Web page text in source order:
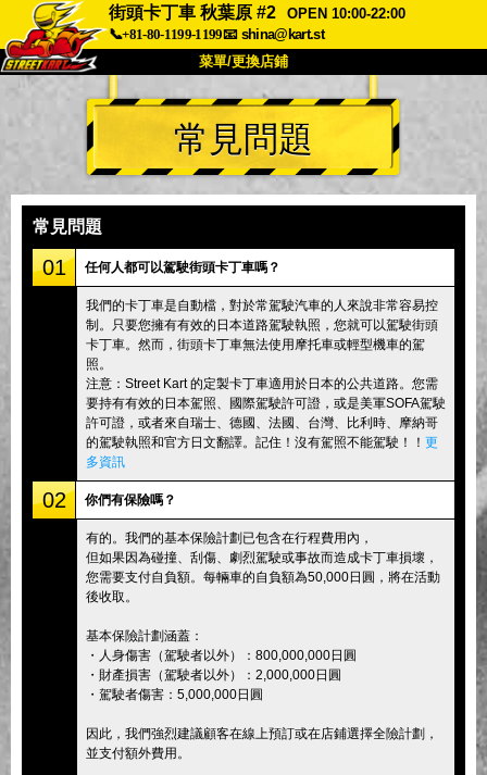
街頭卡丁車 秋葉原 #2
OPEN 10:00-22:00
📞+81-80-1199-1199📧 shina@kart.st
菜單/更換店鋪
首頁
關於我們 規格 價格
顧客評價
公司
更換店鋪
東京 品川 #1 東京 秋葉原 #1
東京 秋葉原 #2 東京 澀谷
東京 澀谷分店
東京 淺草 大阪
沖繩
常見問題
常見問題
01 任何人都可以駕駛街頭卡丁車嗎？
我們的卡丁車是自動檔，對於常駕駛汽車的人來說非常容易控
制。只要您擁有有效的日本道路駕駛執照，您就可以駕駛街頭
卡丁車。然而，街頭卡丁車無法使用摩托車或輕型機車的駕
照。
注意：Street Kart 的定製卡丁車適用於日本的公共道路。您需
要持有有效的日本駕照、國際駕駛許可證，或是美軍SOFA駕駛
許可證，或者來自瑞士、德國、法國、台灣、比利時、摩納哥
的駕駛執照和官方日文翻譯。記住！沒有駕照不能駕駛！！ 更
多資訊
02 你們有保險嗎？
有的。我們的基本保險計劃已包含在行程費用內，
但如果因為碰撞、刮傷、劇烈駕駛或事故而造成卡丁車損壞，
您需要支付自負額。每輛車的自負額為50,000日圓，將在活動
後收取。
基本保險計劃涵蓋：
・人身傷害（駕駛者以外）：800,000,000日圓
・財產損害（駕駛者以外）：2,000,000日圓
・駕駛者傷害：5,000,000日圓
因此，我們強烈建議顧客在線上預訂或在店鋪選擇全險計劃，
並支付額外費用。